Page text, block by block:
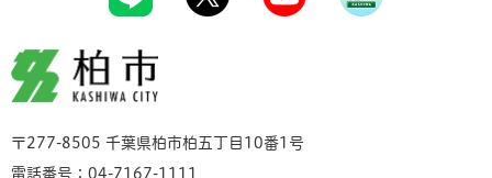
柏市
〒277-8505 千葉県柏市柏五丁目10番1号
電話番号：04-7167-1111